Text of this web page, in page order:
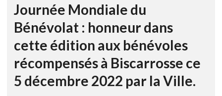
Journée Mondiale du
Bénévolat : honneur dans
cette édition aux bénévoles
récompensés à Biscarrosse ce
5 décembre 2022 par la Ville.